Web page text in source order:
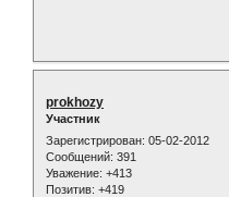
prokhozy
Участник
Зарегистрирован: 05-02-2012
Сообщений: 391
Уважение: +413
Позитив: +419